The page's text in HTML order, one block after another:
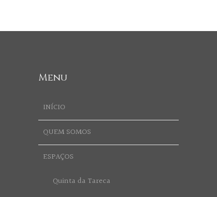
Menu
INÍCIO
QUEM SOMOS
ESPAÇOS
Quinta da Tareca